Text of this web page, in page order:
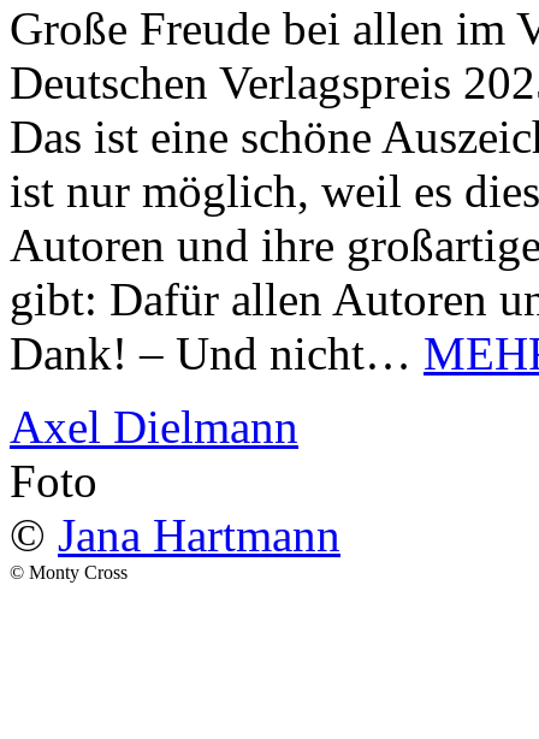
Große Freude bei allen im
Deutschen Verlagspreis
Das ist eine schöne
ist nur möglich, weil es
Autoren und ihre
gibt: Dafür allen Autoren
Dank! – Und nicht…
Axel Dielmann
Foto
© Jana Hartmann
© Monty Cross